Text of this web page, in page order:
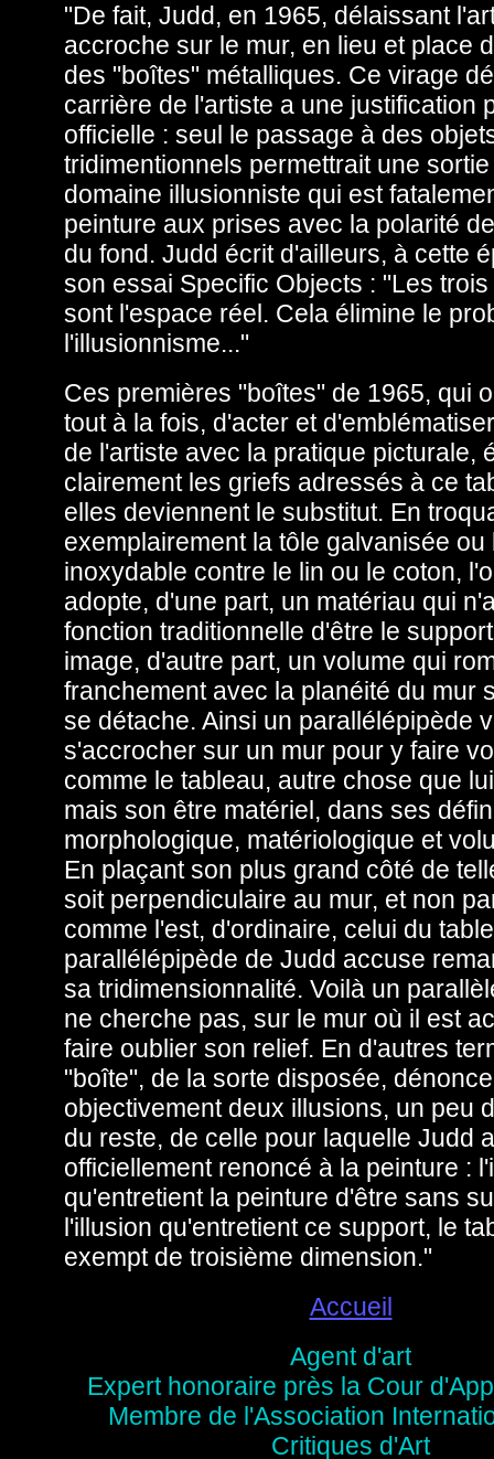
"De fait, Judd, en 1965, délaissant
accroche sur le mur, en lieu et place
des "boîtes" métalliques. Ce virage
carrière de l'artiste a une justification
officielle : seul le passage à des
tridimentionnels permettrait une
domaine illusionniste qui est
peinture aux prises avec la polarité
du fond. Judd écrit d'ailleurs, à cette
son essai Specific Objects : "Les
sont l'espace réel. Cela élimine le
l'illusionnisme..."
Ces premières "boîtes" de 1965, qui
tout à la fois, d'acter et
de l'artiste avec la pratique picturale,
clairement les griefs adressés à ce
elles deviennent le substitut. En
exemplairement la tôle galvanisée ou
inoxydable contre le lin ou le coton,
adopte, d'une part, un matériau qui
fonction traditionnelle d'être le
image, d'autre part, un volume qui
franchement avec la planéité du mur
se détache. Ainsi un parallélépipède
s'accrocher sur un mur pour y faire
comme le tableau, autre chose que
mais son être matériel, dans ses
morphologique, matériologique et
En plaçant son plus grand côté de
soit perpendiculaire au mur, et non
comme l'est, d'ordinaire, celui du
parallélépipède de Judd accuse
sa tridimensionnalité. Voilà un
ne cherche pas, sur le mur où il est
faire oublier son relief. En d'autres
"boîte", de la sorte disposée, dénonce
objectivement deux illusions, un peu
du reste, de celle pour laquelle Judd a
officiellement renoncé à la peinture :
qu'entretient la peinture d'être sans
l'illusion qu'entretient ce support, le
exempt de troisième dimension."
Accueil
Agent d'art
Expert honoraire près la Cour
Membre de l'Association
Critiques d'Art